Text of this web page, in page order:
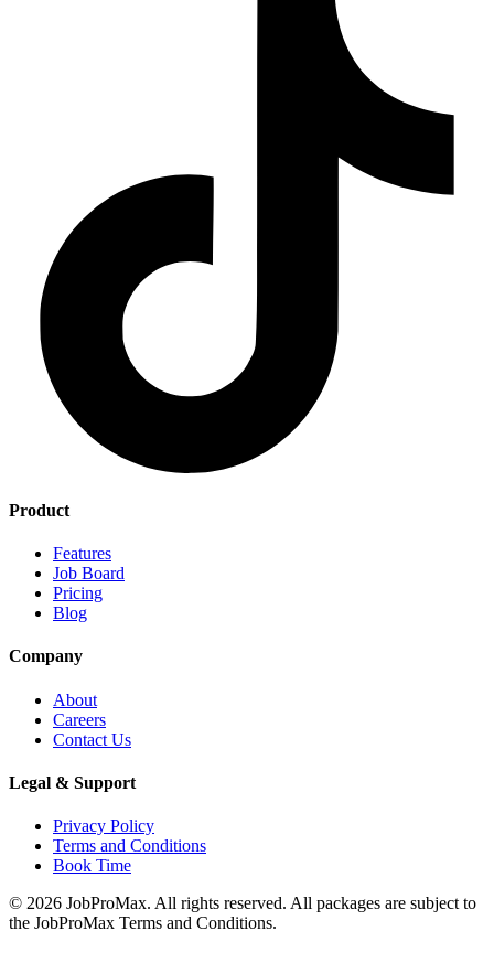
Product
Features
Job Board
Pricing
Blog
Company
About
Careers
Contact Us
Legal & Support
Privacy Policy
Terms and Conditions
Book Time
© 2026 JobProMax. All rights reserved. All packages are subject to
the JobProMax Terms and Conditions.